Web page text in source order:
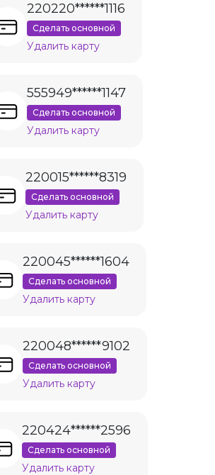
220220******1116
Сделать основной
Удалить карту
555949******1147
Сделать основной
Удалить карту
220015******8319
Сделать основной
Удалить карту
220045******1604
Сделать основной
Удалить карту
220048******9102
Сделать основной
Удалить карту
220424******2596
Сделать основной
Удалить карту